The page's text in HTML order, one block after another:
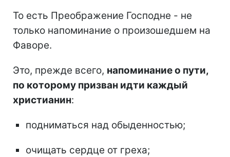
То есть Преображение Господне - не
только напоминание о произошедшем на
Фаворе.
Это, прежде всего, напоминание о пути,
по которому призван идти каждый
христианин:
подниматься над обыденностью;
очищать сердце от греха;